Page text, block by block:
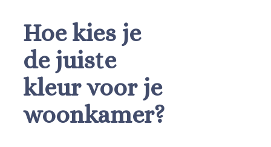
Hoe kies je
de juiste
kleur voor je
woonkamer?